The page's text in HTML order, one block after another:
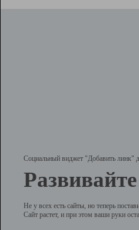
Социальный виджет "Добавить линк"
Не у всех есть сайты, но теперь
Сайт растет, и при этом ваши руки